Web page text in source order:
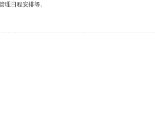
日程安排等。